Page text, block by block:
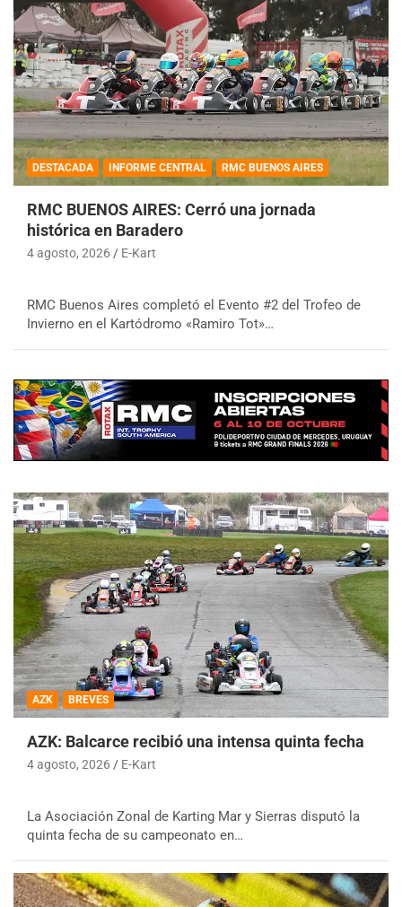
DESTACADA INFORME CENTRAL RMC BUENOS AIRES
RMC BUENOS AIRES: Cerró una jornada
histórica en Baradero
4 agosto, 2026 E-Kart
RMC Buenos Aires completó el Evento #2 del Trofeo de
Invierno en el Kartódromo «Ramiro Tot»…
AZK BREVES
AZK: Balcarce recibió una intensa quinta fecha
4 agosto, 2026 E-Kart
La Asociación Zonal de Karting Mar y Sierras disputó la
quinta fecha de su campeonato en…